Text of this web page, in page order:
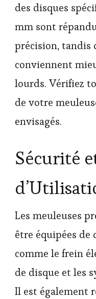
des disques
mm sont
précision, tandis
conviennent
lourds. Vérifiez
de votre
envisagés.
Sécurité
Les meuleuses
être équipées
comme le frein
de disque et les
Il est également